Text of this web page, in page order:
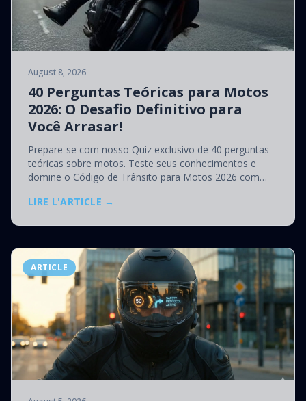
August 8, 2026
40 Perguntas Teóricas para Motos
2026: O Desafio Definitivo para
Você Arrasar!
Prepare-se com nosso Quiz exclusivo de 40 perguntas
teóricas sobre motos. Teste seus conhecimentos e
domine o Código de Trânsito para Motos 2026 com
LIRE L'ARTICLE →
ARTICLE